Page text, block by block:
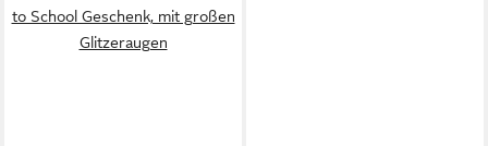
to School Geschenk, mit großen
Glitzeraugen